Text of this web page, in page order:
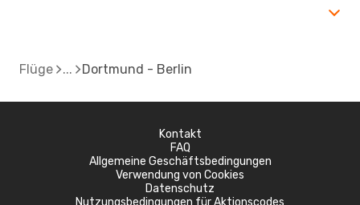
Flüge Dortmund - Berlin
Kontakt
FAQ
Allgemeine Geschäftsbedingungen
Verwendung von Cookies
Datenschutz
Nutzungsbedingungen für Aktionscodes